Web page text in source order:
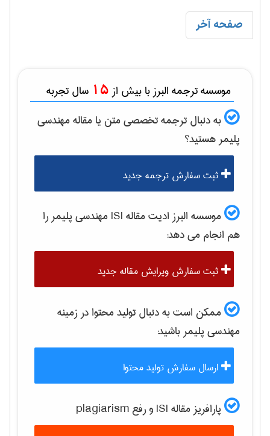
صفحه آخر
موسسه ترجمه البرز با بیش از 15 سال تجربه
به دنبال ترجمه تخصصی متن یا مقالهمهندسی
پليمرهستید؟
ثبت سفارش ترجمه جدید
موسسه البرز ادیت مقاله ISI مهندسی پليمررا
هم انجام می دهد:
ثبت سفارش ویرایش مقاله جدید
ممکن است به دنبال تولید محتوا در زمینه
مهندسی پليمرباشید:
ارسال سفارش تولید محتوا
پارافریز مقاله ISI و رفع plagiarism